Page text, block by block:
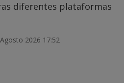
diferentes plataformas
2026 17:52